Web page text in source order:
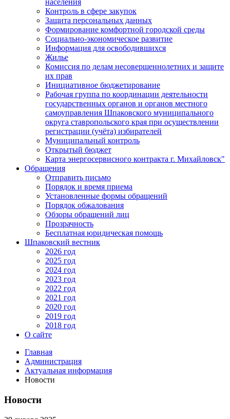
населения
Контроль в сфере закупок
Защита персональных данных
Формирование комфортной городской среды
Социально-экономическое развитие
Информация для освободившихся
Жилье
Комиссия по делам несовершеннолетних и защите
их прав
Инициативное бюджетирование
Рабочая группа по координации деятельности
государственных органов и органов местного
самоуправления Шпаковского муниципального
округа ставропольского края при осуществлении
регистрации (учёта) избирателей
Муниципальный контроль
Открытый бюджет
Карта энергосервисного контракта г. Михайловск"
Обращения
Отправить письмо
Порядок и время приема
Установленные формы обращений
Порядок обжалования
Обзоры обращений лиц
Прозрачность
Бесплатная юридическая помощь
Шпаковский вестник
2026 год
2025 год
2024 год
2023 год
2022 год
2021 год
2020 год
2019 год
2018 год
О сайте
Главная
Администрация
Актуальная информация
Новости
Новости